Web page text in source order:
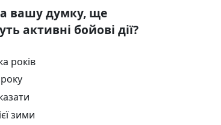
вашу думку, ще
активні бойові дії?
років
зими